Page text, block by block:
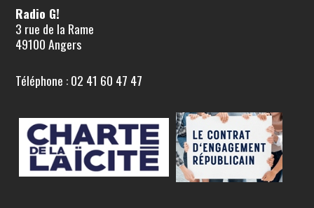
Radio G!
3 rue de la Rame
49100 Angers
Téléphone : 02 41 60 47 47